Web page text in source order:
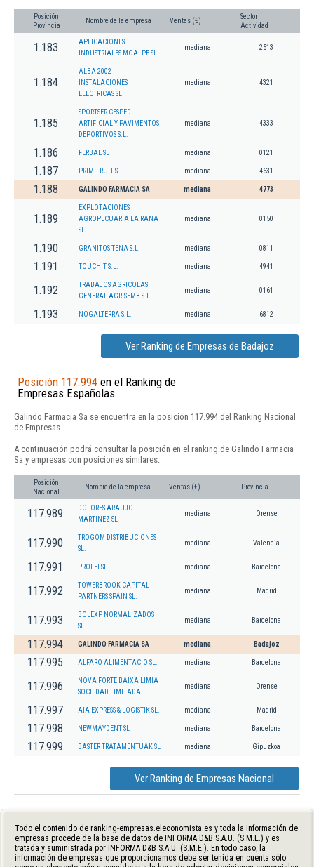
Posición
Provincia
Nombre de la empresa Ventas (€)
Sector
Actividad
1.183
APLICACIONES
INDUSTRIALES-MOALPE SL
mediana 2513
1.184
ALBA 2002
INSTALACIONES
ELECTRICAS SL
mediana 4321
1.185
SPORTSER CESPED
ARTIFICIAL Y PAVIMENTOS
DEPORTIVOS S.L.
mediana 4333
1.186 FERBAE SL mediana 0121
1.187 PRIMIFRUIT S.L. mediana 4631
1.188 GALINDO FARMACIA SA mediana 4773
1.189
EXPLOTACIONES
AGROPECUARIA LA RANA
SL
mediana 0150
1.190 GRANITOS TENA S.L. mediana 0811
1.191 TOUCHIT S.L. mediana 4941
1.192
TRABAJOS AGRICOLAS
GENERAL AGRISEMB S.L.
mediana 0161
1.193 NOGALTERRA S.L. mediana 6812
Ver Ranking de Empresas de Badajoz
Posición 117.994 en el Ranking de
Empresas Españolas
Galindo Farmacia Sa se encuentra en la posición 117.994 del Ranking Nacional
de Empresas.
A continuación podrá consultar la posición en el ranking de Galindo Farmacia
Sa y empresas con posiciones similares:
Posición
Nacional
Nombre de la empresa Ventas (€) Provincia
117.989
DOLORES ARAUJO
MARTINEZ SL
mediana Orense
117.990
TROGOM DISTRIBUCIONES
SL.
mediana Valencia
117.991 PROFEI SL mediana Barcelona
117.992
TOWERBROOK CAPITAL
PARTNERS SPAIN SL.
mediana Madrid
117.993
BOLEXP NORMALIZADOS
SL
mediana Barcelona
117.994 GALINDO FARMACIA SA mediana Badajoz
117.995 ALFARO ALIMENTACIO SL. mediana Barcelona
117.996
NOVA FORTE BAIXA LIMIA
SOCIEDAD LIMITADA.
mediana Orense
117.997 AIA EXPRESS & LOGISTIK SL. mediana Madrid
117.998 NEWMAYDENT SL mediana Barcelona
117.999 BASTER TRATAMENTUAK SL mediana Gipuzkoa
Ver Ranking de Empresas Nacional
Todo el contenido de ranking-empresas.eleconomista.es y toda la información de
empresas procede de la base de datos de INFORMA D&B S.A.U. (S.M.E.) y es
tratada y suministrada por INFORMA D&B S.A.U. (S.M.E.). En todo caso, la
información de empresas que proporcionamos debe ser tenida en cuenta sólo